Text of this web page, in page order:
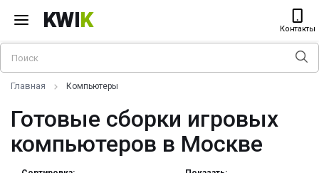
KWIK Контакты
Главная Компьютеры
Готовые сборки игровых
компьютеров в Москве